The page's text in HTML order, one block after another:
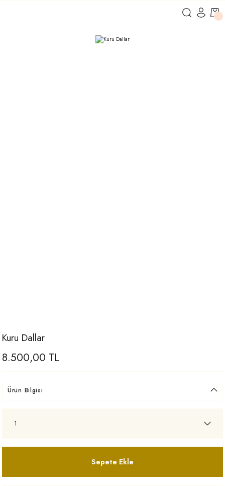
Kuru Dallar
8.500,00 TL
Ürün Bilgisi
Sepete Ekle